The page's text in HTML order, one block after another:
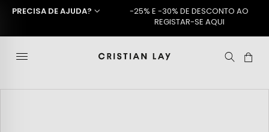
PRECISA DE AJUDA?
-25% E -30% DE DESCONTO AO
REGISTAR-SE AQUI